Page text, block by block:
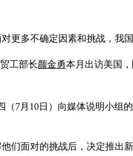
更多不确定因素和挑战，我
工部长颜金勇本月出访美国
7月10日）向媒体说明小组的
们面对的挑战后，决定推出